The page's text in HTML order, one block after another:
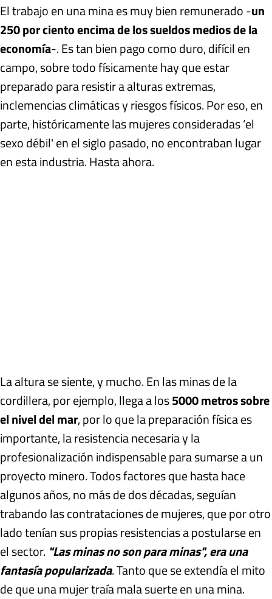
El trabajo en una mina es muy bien remunerado -un
250 por ciento encima de los sueldos medios de la
economía-. Es tan bien pago como duro, difícil en
campo, sobre todo físicamente hay que estar
preparado para resistir a alturas extremas,
inclemencias climáticas y riesgos físicos. Por eso, en
parte, históricamente las mujeres consideradas ‘el
sexo débil' en el siglo pasado, no encontraban lugar
en esta industria. Hasta ahora.
La altura se siente, y mucho. En las minas de la
cordillera, por ejemplo, llega a los5000 metros sobre
el nivel del mar, por lo que la preparación física es
importante, la resistencia necesaria y la
profesionalización indispensable para sumarse a un
proyecto minero. Todos factores que hasta hace
algunos años, no más de dos décadas, seguían
trabando las contrataciones de mujeres, que por otro
lado tenían sus propias resistencias a postularse en
el sector. "Las minas no son para minas", era una
fantasía popularizada. Tanto que se extendía el mito
de que una mujer traía mala suerte en una mina.